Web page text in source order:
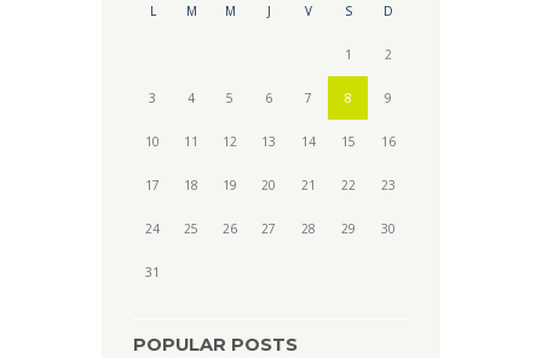
L M M J V S D
1 2
3 4 5 6 7 8 9
10 11 12 13 14 15 16
17 18 19 20 21 22 23
24 25 26 27 28 29 30
31
POPULAR POSTS